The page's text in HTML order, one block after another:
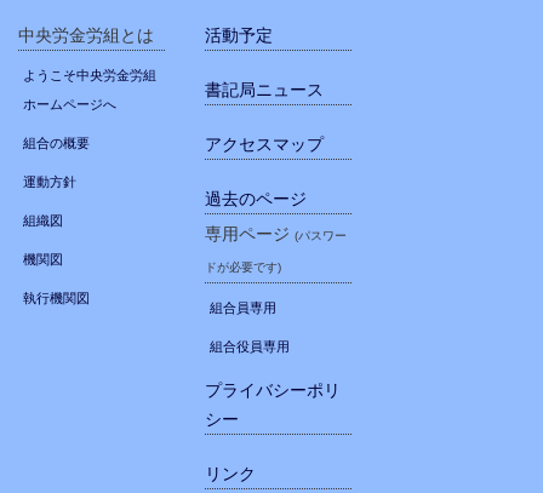
中央労金労組とは
ようこそ中央労金労組
ホームページへ
組合の概要
運動方針
組織図
機関図
執行機関図
活動予定
書記局ニュース
アクセスマップ
過去のページ
専用ページ(パスワー
ドが必要です)
組合員専用
組合役員専用
プライバシーポリ
シー
リンク